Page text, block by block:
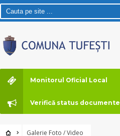
Monitorul Oficial Local
Verifică status documente
Galerie Foto / Video